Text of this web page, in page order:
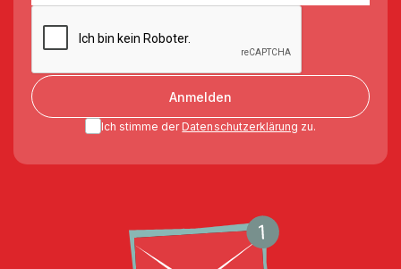
Anmelden
Ich stimme der Datenschutzerklärung zu.